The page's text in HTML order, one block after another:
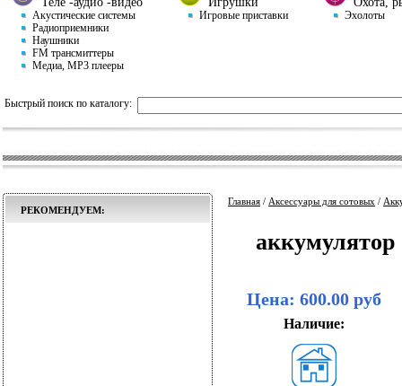
Акустические системы
Радиоприемники
Наушники
FM трансмиттеры
Медиа, MP3 плееры
Игровые приставки Эхолоты
Быстрый поиск по каталогу:
РЕКОМЕНДУЕМ:
Главная / Аксессуары для сотовых /
Цена: 600.00 руб
Наличие: